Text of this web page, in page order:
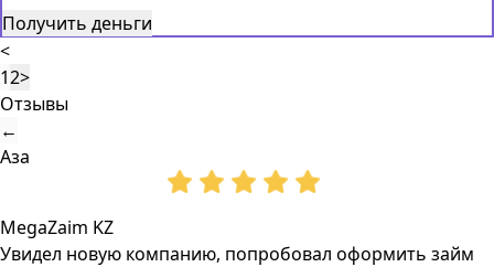
Получить деньги
<
12>
Отзывы
←
Аза
MegaZaim KZ
Увидел новую компанию, попробовал оформить займ